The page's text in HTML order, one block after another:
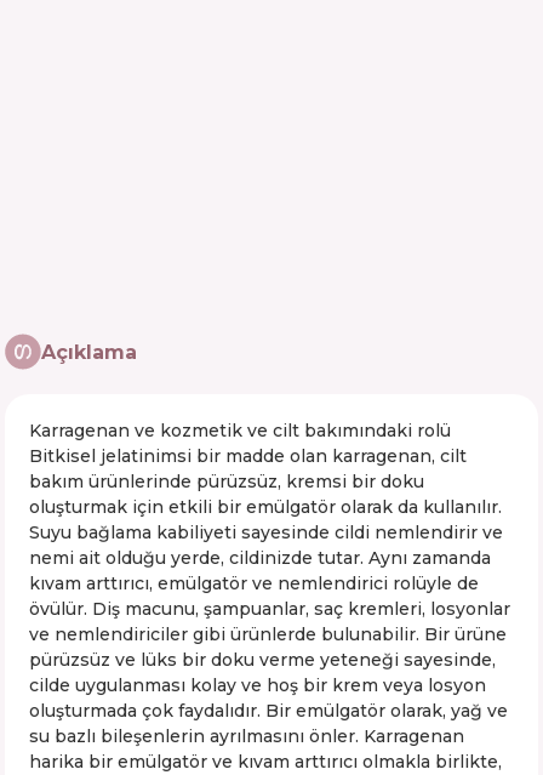
Açıklama
Karragenan ve kozmetik ve cilt bakımındaki rolü
Bitkisel jelatinimsi bir madde olan karragenan, cilt
bakım ürünlerinde pürüzsüz, kremsi bir doku
oluşturmak için etkili bir emülgatör olarak da kullanılır.
Suyu bağlama kabiliyeti sayesinde cildi nemlendirir ve
nemi ait olduğu yerde, cildinizde tutar. Aynı zamanda
kıvam arttırıcı, emülgatör ve nemlendirici rolüyle de
övülür. Diş macunu, şampuanlar, saç kremleri, losyonlar
ve nemlendiriciler gibi ürünlerde bulunabilir. Bir ürüne
pürüzsüz ve lüks bir doku verme yeteneği sayesinde,
cilde uygulanması kolay ve hoş bir krem veya losyon
oluşturmada çok faydalıdır. Bir emülgatör olarak, yağ ve
su bazlı bileşenlerin ayrılmasını önler. Karragenan
harika bir emülgatör ve kıvam arttırıcı olmakla birlikte,